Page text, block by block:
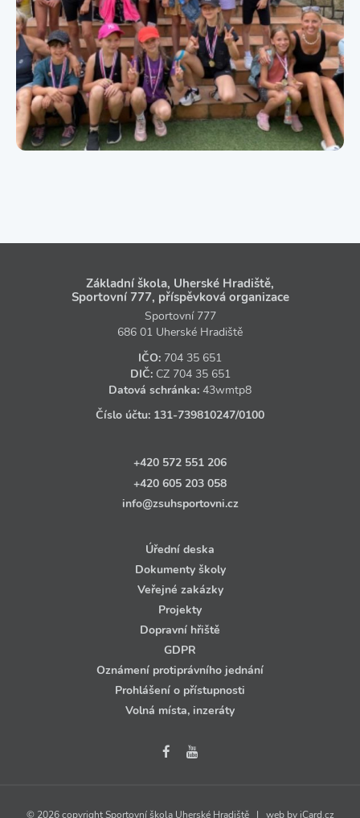
Základní škola, Uherské Hradiště,
Sportovní 777, příspěvková organizace
Sportovní 777
686 01 Uherské Hradiště
IČO: 704 35 651
DIČ: CZ 704 35 651
Datová schránka: 43wmtp8
Číslo účtu: 131‑739810247/0100
+420 572 551 206
+420 605 203 058
info@zsuhsportovni.cz
Úřední deska
Dokumenty školy
Veřejné zakázky
Projekty
Dopravní hřiště
GDPR
Oznámení protiprávního jednání
Prohlášení o přístupnosti
Volná místa, inzeráty
© 2026 copyright Sportovní škola Uherské Hradiště | web by iCard.cz